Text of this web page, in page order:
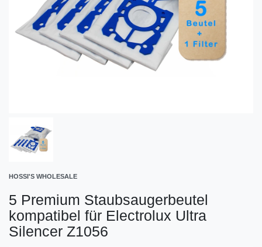
HOSSI'S WHOLESALE
5 Premium Staubsaugerbeutel
kompatibel für Electrolux Ultra
Silencer Z1056